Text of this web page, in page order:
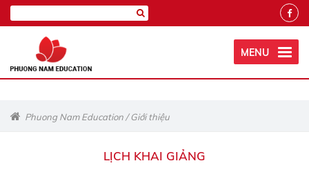
MENU
Phuong Nam Education/Giới thiệu
LỊCH KHAI GIẢNG